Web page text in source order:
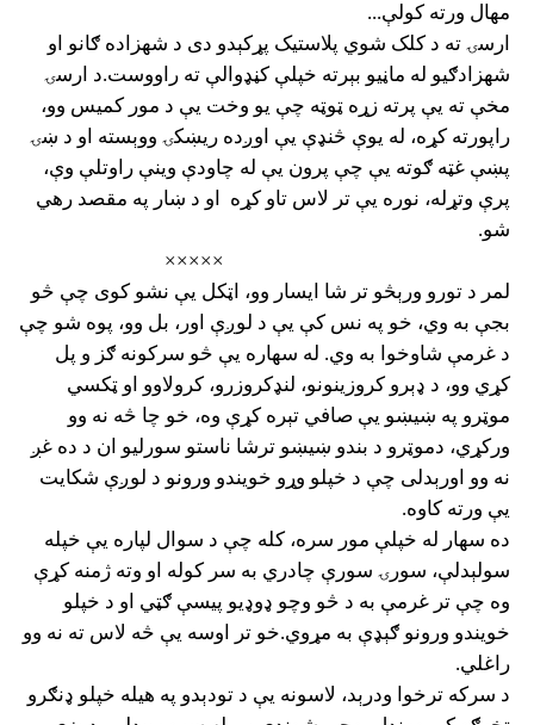
مهال ورته کولې...
ارسۍ ته د کلک شوي پلاستیک پړکېدو دی د شهزاده ګانو او
شهزادګیو له ماڼیو بېرته خپلې کڼډوالې ته راووست.د ارسۍ
مخې ته یې پرته زړه ټوټه چې یو وخت یې د مور کمیس وو،
راپورته کړه، له یوې څنډې یې اوږده ريښکۍ ووېسته او د ښۍ
پښې غټه ګوته یې چې پرون یې له چاودې وینې راوتلې وې،
پرې وتړله، نوره یې تر لاس تاو کړه
او د ښار په مقصد رهي
شو.
×××××
لمر د تورو ورېڅو تر شا ایسار وو، اټکل یې نشو کوی چې څو
بجې به وي، خو په نس کې یې د لوږې اور، بل وو، پوه شو چې
د غرمې شاوخوا به وي. له سهاره یې څو سرکونه ګز و پل
کړي وو، د ډېرو کروزینونو، لنډکروزرو، کرولاوو او ټکسي
موټرو په ښیښو یې صافي تېره کړې وه، خو چا څه نه وو
ورکړي، دموټرو د بندو ښیښو ترشا ناستو سورلیو ان د ده غږ
نه وو اورېدلی چې د خپلو وړو خویندو ورونو د لوږې شکایت
یې ورته کاوه.
ده سهار له خپلې مور سره، کله چې د سوال لپاره یې خپله
سولېدلې، سورۍ سورې چادري به سر کوله او وته ژمنه کړې
وه چې تر غرمې به د څو وچو ډوډیو پیسې ګټي او د خپلو
خویندو ورونو ګېډې به مړوي.خو تر اوسه یې څه لاس ته نه وو
راغلي.
د سرکه ترخوا ودرېد، لاسونه یې د تودېدو په هیله خپلو ډنګرو